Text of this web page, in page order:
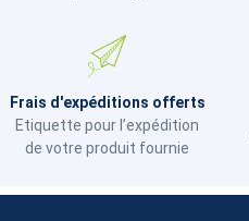
Frais d'expéditions offerts
Etiquette pour l’expédition
de votre produit fournie